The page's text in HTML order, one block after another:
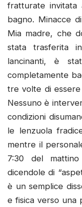
fratturate
bagno. Minacce
Mia madre, che
stata trasferita
lancinanti, è
completamente
tre volte di essere
Nessuno è
condizioni
le lenzuola
mentre il
7:30 del
dicendole di
è un semplice
e fisica verso una